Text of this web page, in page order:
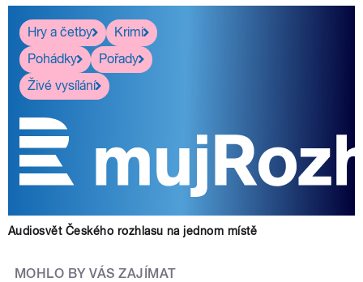
Hry a četby
Krimi
Pohádky
Pořady
Živé vysílání
Audiosvět Českého rozhlasu na jednom místě
MOHLO BY VÁS ZAJÍMAT